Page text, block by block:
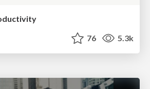
76 5.3k